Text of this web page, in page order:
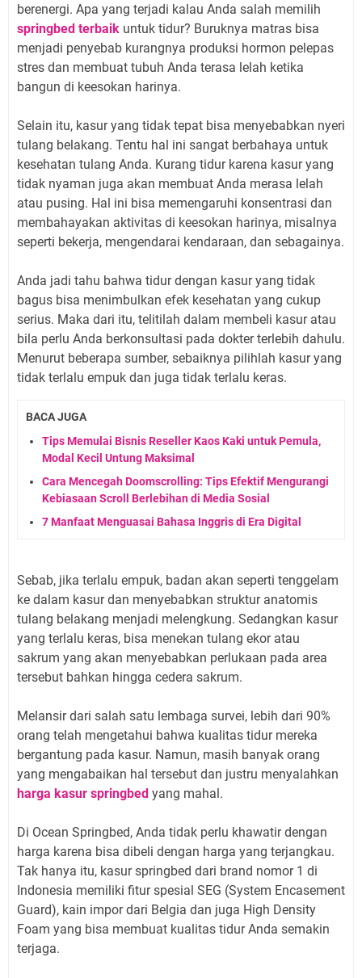
berenergi. Apa yang terjadi kalau Anda salah memilih
springbed terbaik untuk tidur? Buruknya matras bisa
menjadi penyebab kurangnya produksi hormon pelepas
stres dan membuat tubuh Anda terasa lelah ketika
bangun di keesokan harinya.
Selain itu, kasur yang tidak tepat bisa menyebabkan nyeri
tulang belakang. Tentu hal ini sangat berbahaya untuk
kesehatan tulang Anda. Kurang tidur karena kasur yang
tidak nyaman juga akan membuat Anda merasa lelah
atau pusing. Hal ini bisa memengaruhi konsentrasi dan
membahayakan aktivitas di keesokan harinya, misalnya
seperti bekerja, mengendarai kendaraan, dan sebagainya.
Anda jadi tahu bahwa tidur dengan kasur yang tidak
bagus bisa menimbulkan efek kesehatan yang cukup
serius. Maka dari itu, telitilah dalam membeli kasur atau
bila perlu Anda berkonsultasi pada dokter terlebih dahulu.
Menurut beberapa sumber, sebaiknya pilihlah kasur yang
tidak terlalu empuk dan juga tidak terlalu keras.
BACA JUGA
Tips Memulai Bisnis Reseller Kaos Kaki untuk Pemula,
Modal Kecil Untung Maksimal
Cara Mencegah Doomscrolling: Tips Efektif Mengurangi
Kebiasaan Scroll Berlebihan di Media Sosial
7 Manfaat Menguasai Bahasa Inggris di Era Digital
Sebab, jika terlalu empuk, badan akan seperti tenggelam
ke dalam kasur dan menyebabkan struktur anatomis
tulang belakang menjadi melengkung. Sedangkan kasur
yang terlalu keras, bisa menekan tulang ekor atau
sakrum yang akan menyebabkan perlukaan pada area
tersebut bahkan hingga cedera sakrum.
Melansir dari salah satu lembaga survei, lebih dari 90%
orang telah mengetahui bahwa kualitas tidur mereka
bergantung pada kasur. Namun, masih banyak orang
yang mengabaikan hal tersebut dan justru menyalahkan
harga kasur springbed yang mahal.
Di Ocean Springbed, Anda tidak perlu khawatir dengan
harga karena bisa dibeli dengan harga yang terjangkau.
Tak hanya itu, kasur springbed dari brand nomor 1 di
Indonesia memiliki fitur spesial SEG (System Encasement
Guard), kain impor dari Belgia dan juga High Density
Foam yang bisa membuat kualitas tidur Anda semakin
terjaga.